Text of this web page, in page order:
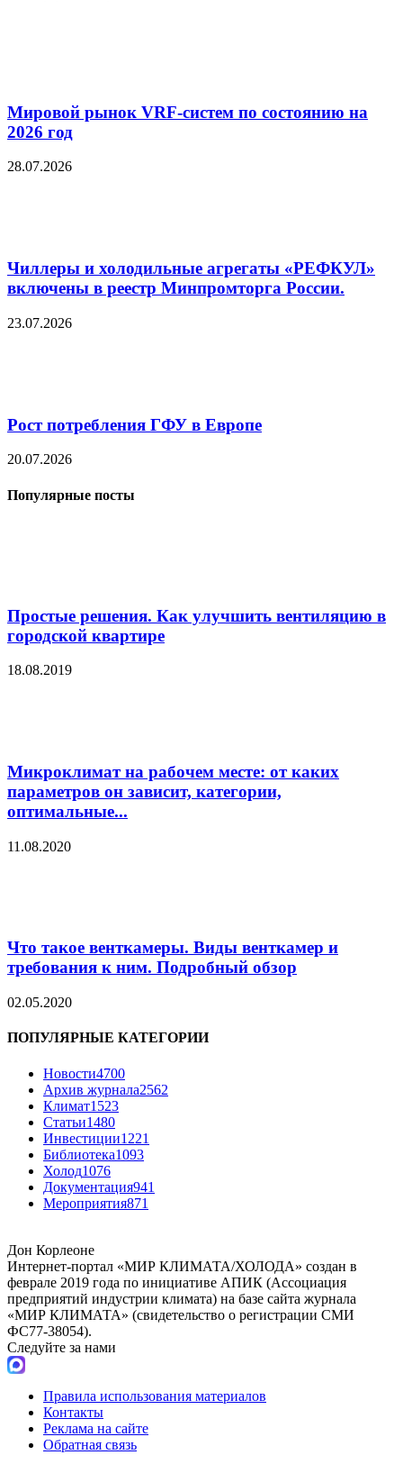
Мировой рынок VRF-систем по состоянию на
2026 год
28.07.2026
Чиллеры и холодильные агрегаты «РЕФКУЛ»
включены в реестр Минпромторга России.
23.07.2026
Рост потребления ГФУ в Европе
20.07.2026
Популярные посты
Простые решения. Как улучшить вентиляцию в
городской квартире
18.08.2019
Микроклимат на рабочем месте: от каких
параметров он зависит, категории,
оптимальные...
11.08.2020
Что такое венткамеры. Виды венткамер и
требования к ним. Подробный обзор
02.05.2020
ПОПУЛЯРНЫЕ КАТЕГОРИИ
Новости4700
Архив журнала2562
Климат1523
Статьи1480
Инвестиции1221
Библиотека1093
Холод1076
Документация941
Мероприятия871
Дон Корлеоне
Интернет-портал «МИР КЛИМАТА/ХОЛОДА» создан в
феврале 2019 года по инициативе АПИК (Ассоциация
предприятий индустрии климата) на базе сайта журнала
«МИР КЛИМАТА» (свидетельство о регистрации СМИ
ФС77-38054).
Следуйте за нами
Правила использования материалов
Контакты
Реклама на сайте
Обратная связь